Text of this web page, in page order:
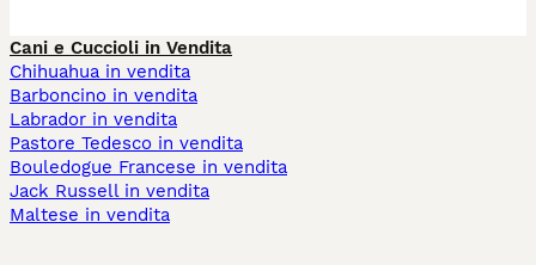
Cani e Cuccioli in Vendita
Chihuahua in vendita
Barboncino in vendita
Labrador in vendita
Pastore Tedesco in vendita
Bouledogue Francese in vendita
Jack Russell in vendita
Maltese in vendita